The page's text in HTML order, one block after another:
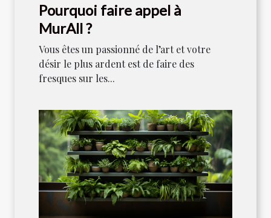
Pourquoi faire appel à
MurAll ?
Vous êtes un passionné de l’art et votre
désir le plus ardent est de faire des
fresques sur les...